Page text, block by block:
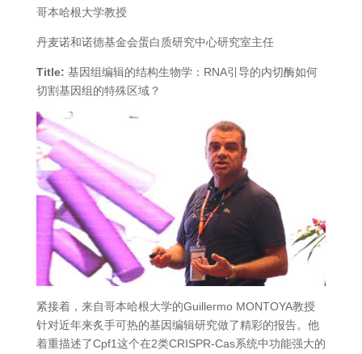
哥本哈根大学教授
丹麦诺和诺德基金会蛋白质研究中心研究室主任
Title: 基因组编辑的结构生物学：RNA引导的内切酶如何
切割基因组的特殊区域？
紧接着，来自哥本哈根大学的Guillermo MONTOYA教授
针对近年来炙手可热的基因编辑研究做了精彩的报告。他
着重描述了Cpf1这个在2类CRISPR-Cas系统中功能强大的